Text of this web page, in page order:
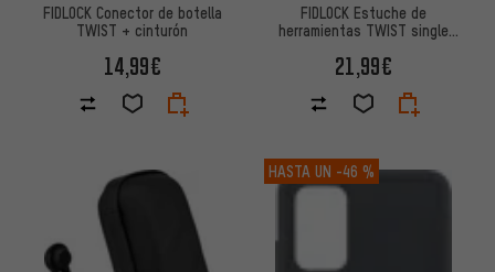
FIDLOCK Conector de botella
TWIST + cinturón
14,99€
FIDLOCK Estuche de
herramientas TWIST single
21,99€
HASTA UN -46 %